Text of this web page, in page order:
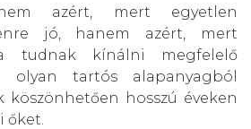
nem azért, mert egyetlen
jó, hanem azért, mert
tudnak kínálni megfelelő
olyan tartós alapanyagból
köszönhetően hosszú éveken
őket.